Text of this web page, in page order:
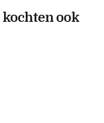
ook